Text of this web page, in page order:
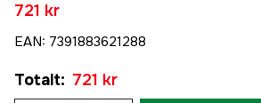
721 kr
EAN: 7391883621288
Totalt: 721 kr